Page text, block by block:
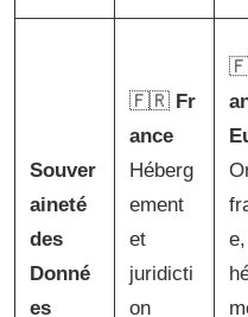
Souver
aineté
des
Donné
es
🇫🇷 Fr
ance
Héberg
ement
et
juridicti
on
e,